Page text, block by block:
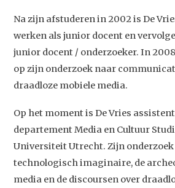
Na zijn afstuderen in 2002 is De
werken als junior docent en
junior docent / onderzoeker. In
op zijn onderzoek naar
draadloze mobiele media.
Op het moment is De Vries
departement Media en Cultuur
Universiteit Utrecht. Zijn
technologisch imaginaire, de
media en de discoursen over